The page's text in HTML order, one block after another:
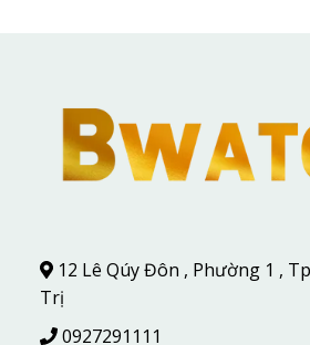
12 Lê Qúy Đôn , Phường 1 ,
Trị
0927291111